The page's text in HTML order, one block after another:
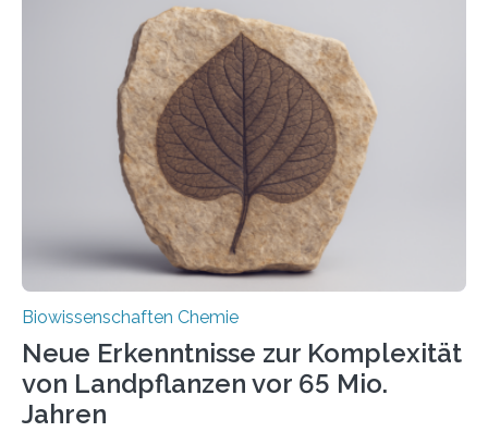
der Ruhr-Universität Bochum um Prof. Dr. Ralf Erdmann
und Dr. Ismaila Francis Yusuf hat nun einen bislang
unbekannten Qualitätskontrollmechanismus des
peroxisomalen Proteintransports in der Bäckerhefe
Saccharomyces cerevisiae entdeckt, der für die
Funktionsfähigkeit der Organellen entscheidend ist. Die
Studie wurde am 28. Oktober 2025 in der
Fachzeitschrift…
Biowissenschaften Chemie
Neue Erkenntnisse zur Komplexität
von Landpflanzen vor 65 Mio.
Jahren